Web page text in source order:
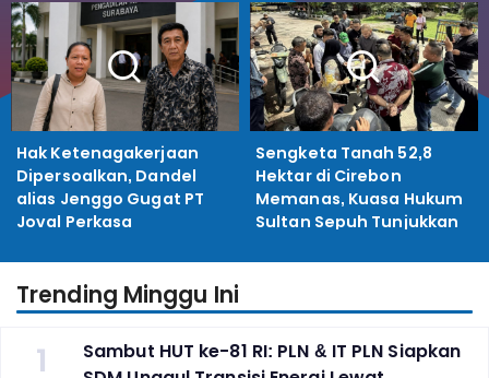
Hak Ketenagakerjaan
Dipersoalkan, Dandel
alias Jenggo Gugat PT
Joval Perkasa
Sengketa Tanah 52,8
Hektar di Cirebon
Memanas, Kuasa Hukum
Sultan Sepuh Tunjukkan
Trending Minggu Ini
1
Sambut HUT ke-81 RI: PLN & IT PLN Siapkan